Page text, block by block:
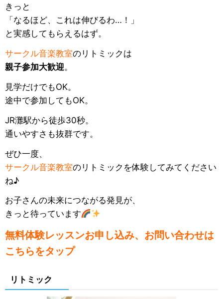
きっと
「なるほど、これは伸びるわ…！」
と実感してもらえるはず。
サークル音楽教室のリトミックは
親子参加大歓迎。
見学だけでもOK。
途中で参加してもOK。
JR灘駅から徒歩30秒。
通いやすさも抜群です。
ぜひ一度、
サークル音楽教室のリトミックを体験してみてください
ね♪
お子さんの未来につながる発見が、
きっと待っています
無料体験レッスンお申し込み、お問い合わせは
こちらをタップ
リトミック